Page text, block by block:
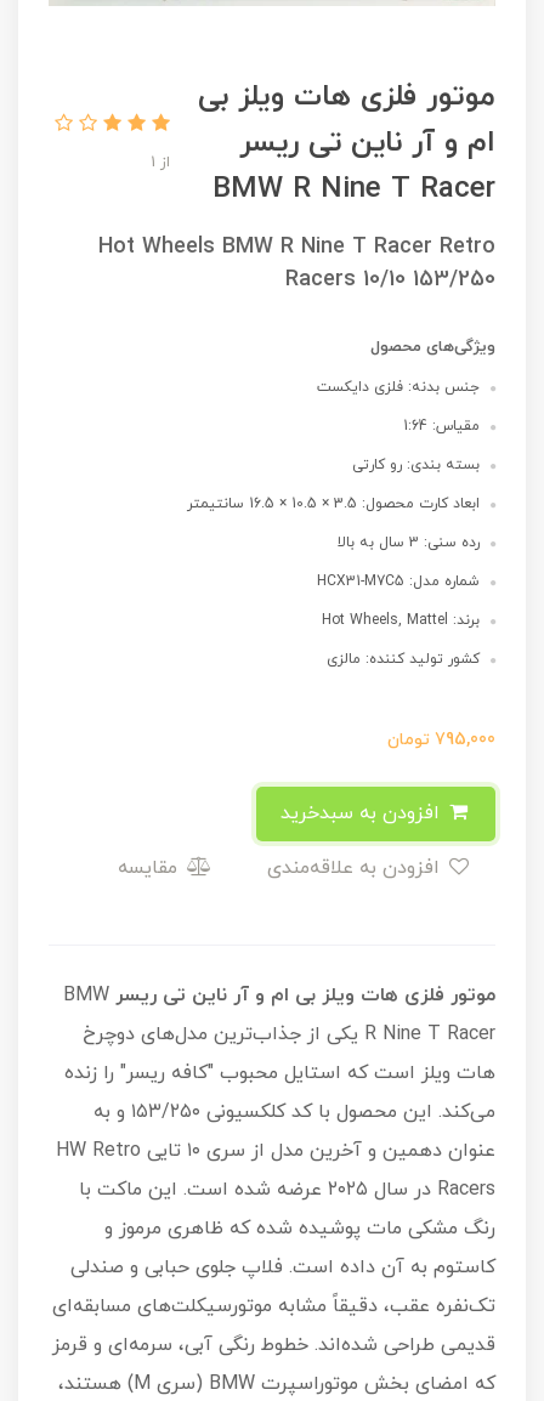
موتور فلزی هات ویلز بی
ام و آر ناین تی ریسر
BMW R Nine T Racer
از 1
Hot Wheels BMW R Nine T Racer Retro
Racers 10/10 153/250
ویژگی‌های محصول
جنس بدنه: فلزی دایکست
مقیاس: 1:64
بسته بندی: رو کارتی
ابعاد کارت محصول: 3.5 × 10.5 × 16.5 سانتیمتر
رده سنی: 3 سال به بالا
شماره مدل: HCX31-M7C5
برند: Hot Wheels, Mattel
کشور تولید کننده: مالزی
795,000 تومان
مقایسه
موتور فلزی هات ویلز بی ام و آر ناین تی ریسر BMW
R Nine T Racer یکی از جذاب‌ترین مدل‌های دوچرخ
هات ویلز است که استایل محبوب "کافه ریسر" را زنده
می‌کند. این محصول با کد کلکسیونی ۱۵۳/۲۵۰ و به
عنوان دهمین و آخرین مدل از سری ۱۰ تایی HW Retro
Racers در سال ۲۰۲۵ عرضه شده است. این ماکت با
رنگ مشکی مات پوشیده شده که ظاهری مرموز و
کاستوم به آن داده است. فلاپ جلوی حبابی و صندلی
تک‌نفره عقب، دقیقاً مشابه موتورسیکلت‌های مسابقه‌ای
قدیمی طراحی شده‌اند. خطوط رنگی آبی، سرمه‌ای و قرمز
که امضای بخش موتوراسپرت BMW (سری M) هستند،